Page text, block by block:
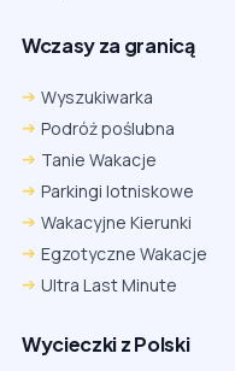
Wczasy za granicą
Wyszukiwarka
Podróż poślubna
Tanie Wakacje
Parkingi lotniskowe
Wakacyjne Kierunki
Egzotyczne Wakacje
Ultra Last Minute
Wycieczki z Polski